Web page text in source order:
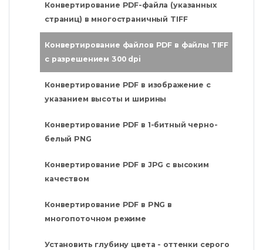
Конвертирование PDF-файла (указанных
страниц) в многостраничный TIFF
Конвертирование файлов PDF в файлы TIFF
с разрешением 300 dpi
Конвертирование PDF в изображение с
указанием высоты и ширины
Конвертирование PDF в 1-битный черно-
белый PNG
Конвертирование PDF в JPG с высоким
качеством
Конвертирование PDF в PNG в
многопоточном режиме
Установить глубину цвета - оттенки серого